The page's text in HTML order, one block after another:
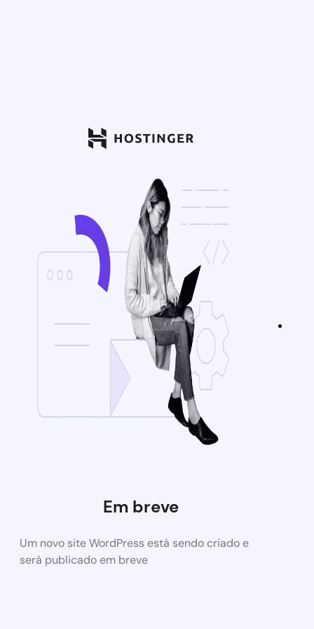
Em breve
Um novo site WordPress está sendo criado e
será publicado em breve